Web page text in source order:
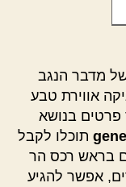
מדבר הנגב
אווירת טבע
פרטים בנושא
תוכלו לקבל
בראש רכס הר
אפשר להגיע